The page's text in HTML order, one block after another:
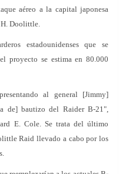
aéreo a la capital japonesa
H. Doolittle.
estadounidenses que se
proyecto se estima en 80.000
al general [Jimmy]
de] bautizo del Raider B-21",
E. Cole. Se trata del último
Raid llevado a cabo por los